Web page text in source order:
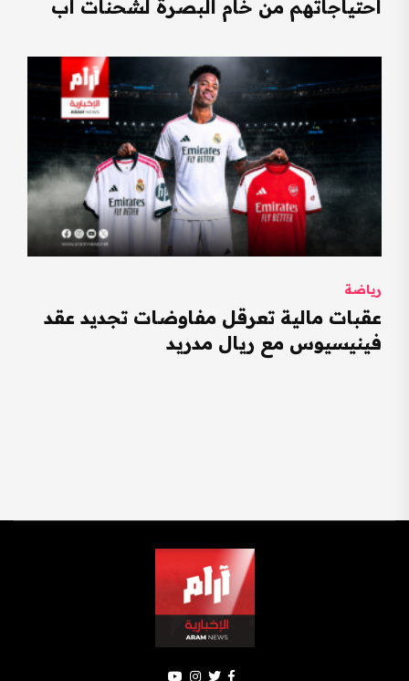
احتياجاتهم من خام البصرة لشحنات آب
رياضة
عقبات مالية تعرقل مفاوضات تجديد عقد
فينيسيوس مع ريال مدريد